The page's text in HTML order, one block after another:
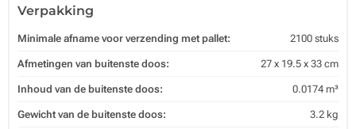
Verpakking
Minimale afname voor verzending met pallet: 2100 stuks
Afmetingen van buitenste doos: 27 x 19.5 x 33 cm
Inhoud van de buitenste doos: 0.0174 m³
Gewicht van de buitenste doos: 3.2 kg